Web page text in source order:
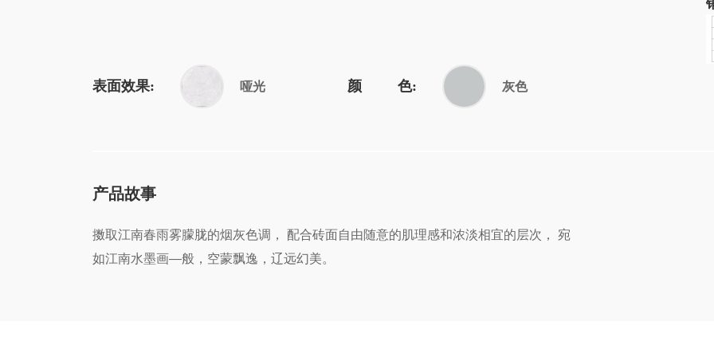
表面效果: 哑光 颜 色: 灰色
产品故事
擞取江南春雨雾朦胧的烟灰色调， 配合砖面自由随意的肌理感和浓淡相宜的层次， 宛
如江南水墨画—般，空蒙飘逸，辽远幻美。